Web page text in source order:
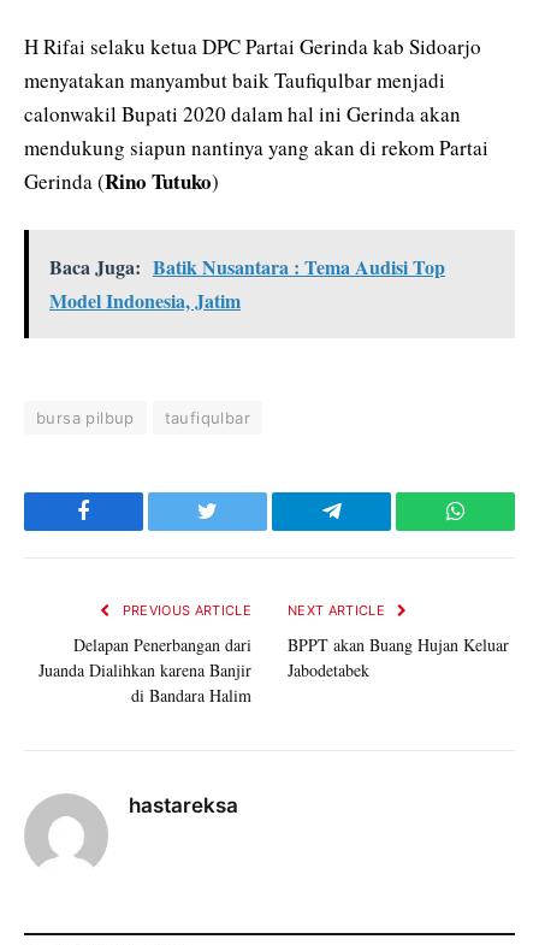
H Rifai selaku ketua DPC Partai Gerinda kab Sidoarjo
menyatakan manyambut baik Taufiqulbar menjadi
calonwakil Bupati 2020 dalam hal ini Gerinda akan
mendukung siapun nantinya yang akan di rekom Partai
Gerinda (Rino Tutuko)
Baca Juga: Batik Nusantara : Tema Audisi Top
Model Indonesia, Jatim
bursa pilbup taufiqulbar
Facebook Twitter Telegram
PREVIOUS ARTICLE
Delapan Penerbangan dari
Juanda Dialihkan karena Banjir
di Bandara Halim
NEXT ARTICLE
BPPT akan Buang Hujan Keluar
Jabodetabek
hastareksa